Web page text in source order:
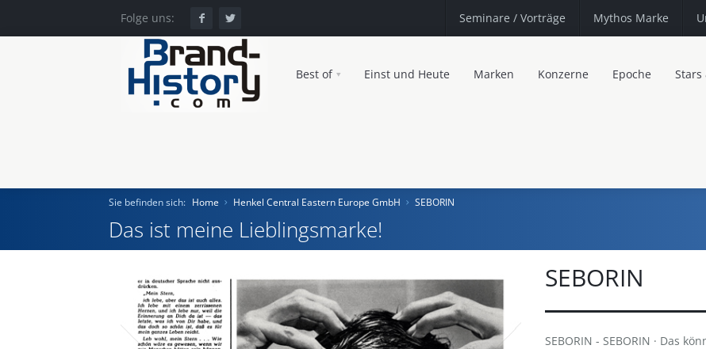
Folge uns: Seminare / Vorträge Mythos Marke
Best of Einst und Heute Marken Konzerne Epoche Stars
Einst und Heute
Marken
Sie befinden sich: Home Henkel Central Eastern Europe GmbH SEBORIN
Das ist meine Lieblingsmarke!
SEBORIN
SEBORIN - SEBORIN · Das